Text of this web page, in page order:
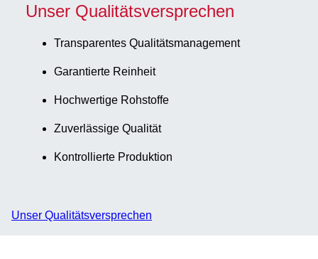
Unser Qualitätsversprechen
Transparentes Qualitätsmanagement
Garantierte Reinheit
Hochwertige Rohstoffe
Zuverlässige Qualität
Kontrollierte Produktion
Unser Qualitätsversprechen